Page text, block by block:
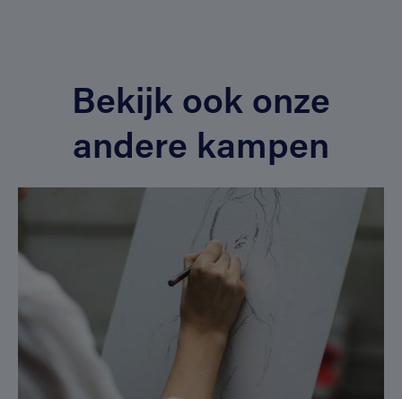
Bekijk ook onze
andere kampen